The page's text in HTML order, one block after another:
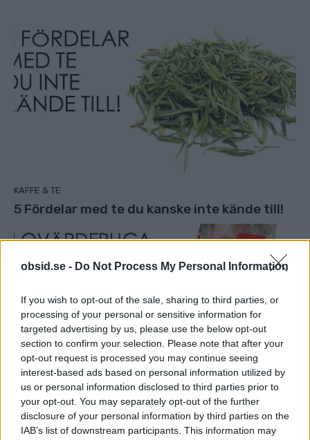
obsid.se - Do Not Process My Personal Information
If you wish to opt-out of the sale, sharing to third parties, or
processing of your personal or sensitive information for
targeted advertising by us, please use the below opt-out
section to confirm your selection. Please note that after your
opt-out request is processed you may continue seeing
interest-based ads based on personal information utilized by
us or personal information disclosed to third parties prior to
your opt-out. You may separately opt-out of the further
disclosure of your personal information by third parties on the
IAB’s list of downstream participants. This information may
KAFFE & TE
5 Fördelar med te du kanske inte kände till!
ARBETE & KARRIÄR
4 Ovärderliga råd för ett bättre kroppsspråk!